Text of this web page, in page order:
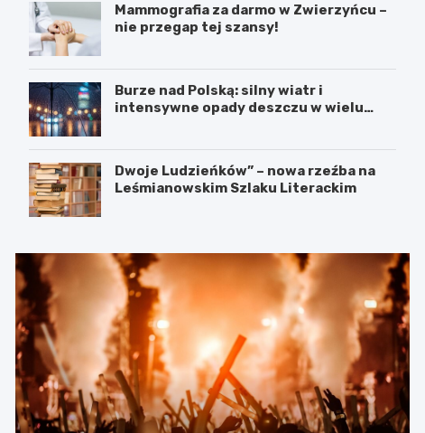
Mammografia za darmo w Zwierzyńcu –
nie przegap tej szansy!
Burze nad Polską: silny wiatr i
intensywne opady deszczu w wielu
Dwoje Ludzieńków” – nowa rzeźba na
Leśmianowskim Szlaku Literackim